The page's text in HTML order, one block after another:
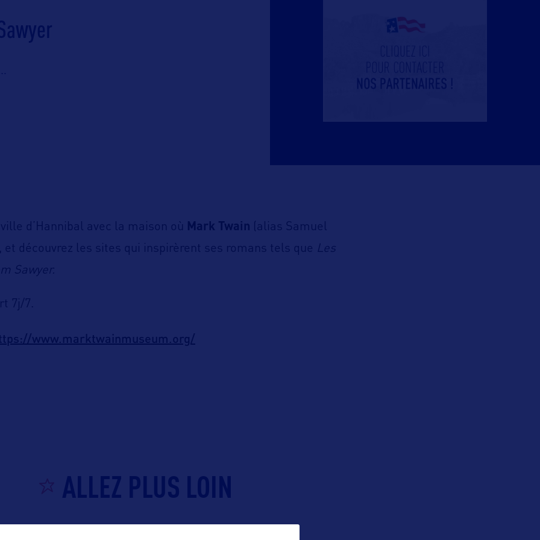
d’Hannibal avec la maison où Mark Twain (alias Samuel
et découvrez les sites qui inspirèrent ses romans tels que Les
Sawyer.
7j/7.
www.marktwainmuseum.org/
ALLEZ PLUS LOIN